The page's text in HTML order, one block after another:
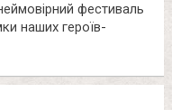
фестиваль
наших героїв-